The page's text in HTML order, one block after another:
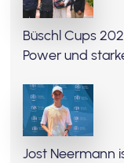
Büschl Cups
Power und
Jost Neermann